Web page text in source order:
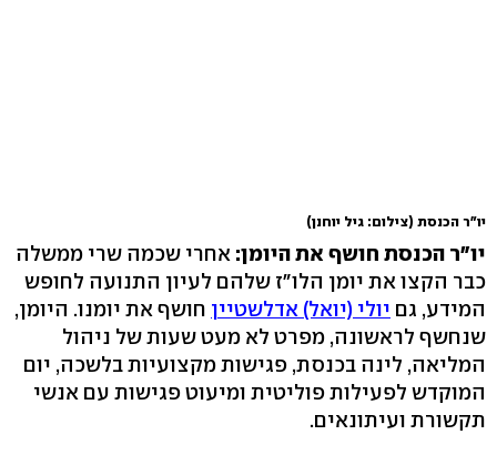
יו"ר הכנסת (צילום: גיל יוחנן)
יו"ר הכנסת חושף את היומן: אחרי שכמה שרי ממשלה
כבר הקצו את יומן הלו"ז שלהם לעיון התנועה לחופש
המידע, גם יולי (יואל) אדלשטיין חושף את יומנו. היומן,
שנחשף לראשונה, מפרט לא מעט שעות של ניהול
המליאה, לינה בכנסת, פגישות מקצועיות בלשכה, יום
המוקדש לפעילות פוליטית ומיעוט פגישות עם אנשי
תקשורת ועיתונאים.